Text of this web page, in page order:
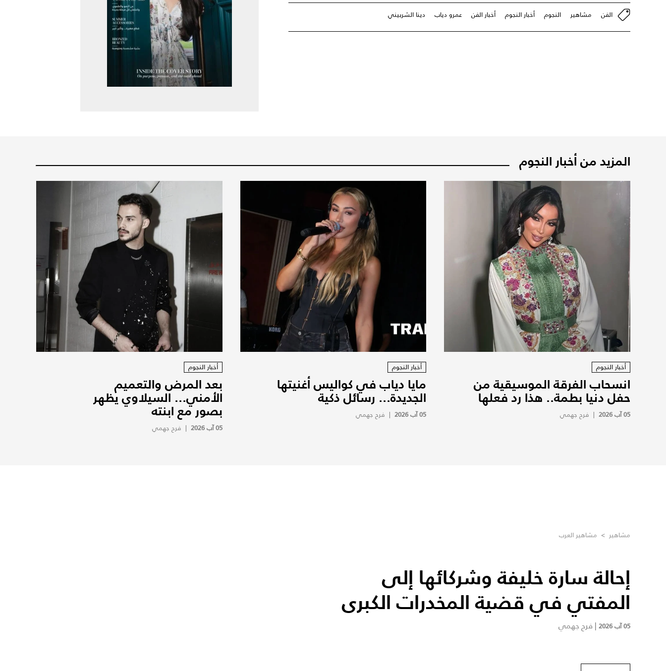
الفن مشاهير النجوم أخبار النجوم أخبار الفن عمرو دياب دينا الشربيني
المزيد من أخبار النجوم
أخبار النجوم
انسحاب الفرقة الموسيقية من
حفل دنيا بطمة.. هذا رد فعلها
05 آب 2026 | فرح جهمي
أخبار النجوم
مايا دياب في كواليس أغنيتها
الجديدة... رسائل ذكية
05 آب 2026 | فرح جهمي
أخبار النجوم
بعد المرض والتعميم
الأمني... السيلاوي يظهر
بصور مع ابنته
05 آب 2026 | فرح جهمي
مشاهير > مشاهير العرب
إحالة سارة خليفة وشركائها إلى
المفتي في قضية المخدرات الكبرى
05 آب 2026 | فرح جهمي